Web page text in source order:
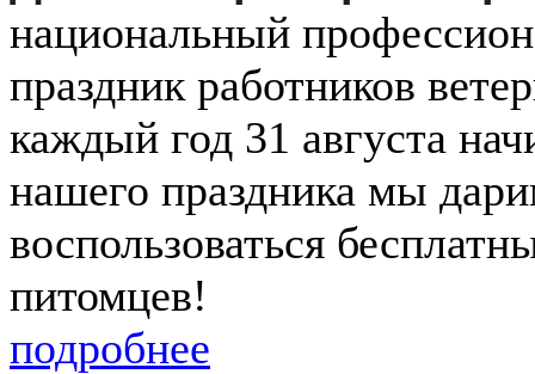
национальный
праздник работников
каждый год 31 августа
нашего праздника мы
воспользоваться
питомцев!
подробнее